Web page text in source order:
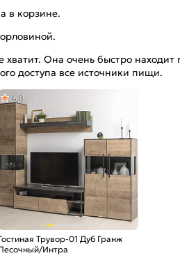
в корзине.
Она очень быстро
доступа все источники пищи.
Трувор-01 Дуб Гранж
Интра
4,8